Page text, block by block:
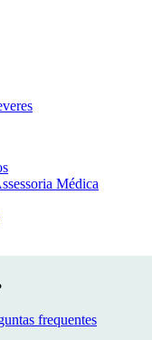
Médica
frequentes